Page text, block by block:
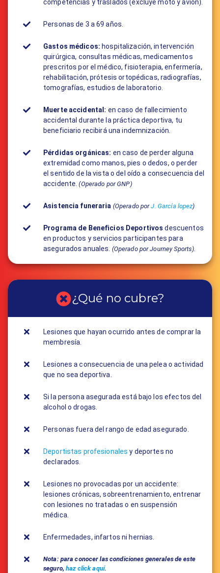
competencias y traslados (excluye moto y avión).
Personas de 3 a 69 años.
Gastos médicos: ​hospitalización, intervención
quirúrgica, consultas médicas, medicamentos
prescritos por el médico, fisioterapia, enfermería,
rehabilitación, prótesis ortopédicas, radiografías,
tomografías, estudios de laboratorio.
Muerte accidental: en caso de fallecimiento
accidental durante la práctica deportiva, tu
beneficiario recibirá una indemnización.
Pérdidas orgánicas: en caso de perder alguna
extremidad como manos, pies o dedos, o perder
el sentido de la vista o del oído a consecuencia del
accidente.(Operado por GNP)
Asistencia funeraria (Operado porJ. García lopez)
Programa de Beneficios Deportivos descuentos
en productos y servicios participantes para
asegurados anuales. (Operado por Journey Sports)
¿Qué no cubre?
Lesiones que hayan ocurrido antes de comprar la
membresía.
Lesiones a consecuencia de una pelea o actividad
que no sea deportiva.
Si la persona asegurada está bajo los efectos del
alcohol o drogas.
Personas fuera del rango de edad asegurado.
Deportistas profesionales y deportes no
declarados.
Lesiones no provocadas por un accidente:
lesiones crónicas, sobreentrenamiento, entrenar
con lesiones no tratadas o en suspensión
médica.
Enfermedades, infartos ni hernias.
Nota: para conocer las condiciones generales de este
seguro,haz click aquí.